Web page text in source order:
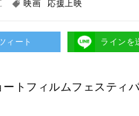
映画 応援上映
ィート ラインを
トフィルムフェスティ